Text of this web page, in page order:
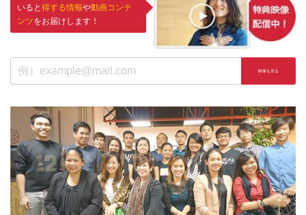
いると 得する情報や動画コンテ
ンツをお届けします！